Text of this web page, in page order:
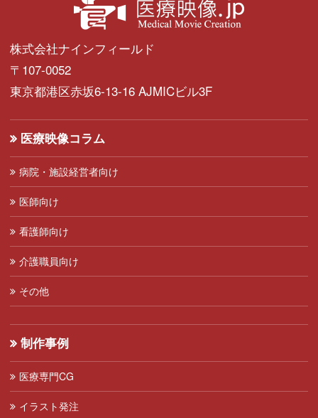
株式会社ナインフィールド
〒107-0052
東京都港区赤坂6-13-16 AJMICビル3F
医療映像コラム
病院・施設経営者向け
医師向け
看護師向け
介護職員向け
その他
制作事例
医療専門CG
イラスト発注